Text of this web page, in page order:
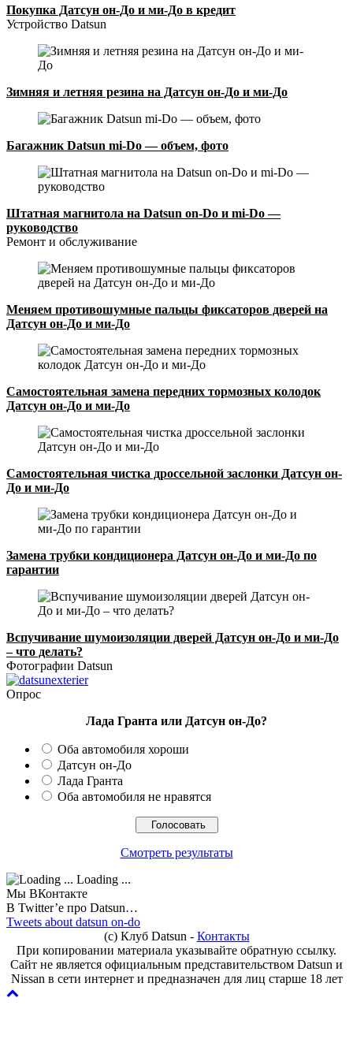
Покупка Датсун он-До и ми-До в кредит
Устройство Datsun
Зимняя и летняя резина на Датсун он-До и ми-До
Багажник Datsun mi-Do — объем, фото
Штатная магнитола на Datsun on-Do и mi-Do —
руководство
Ремонт и обслуживание
Меняем противошумные пальцы фиксаторов дверей на
Датсун он-До и ми-До
Самостоятельная замена передних тормозных колодок
Датсун он-До и ми-До
Самостоятельная чистка дроссельной заслонки Датсун он-
До и ми-До
Замена трубки кондиционера Датсун он-До и ми-До по
гарантии
Вспучивание шумоизоляции дверей Датсун он-До и ми-До
– что делать?
Фотографии Datsun
Опрос
Лада Гранта или Датсун он-До?
Оба автомобиля хороши
Датсун он-До
Лада Гранта
Оба автомобиля не нравятся
Смотреть результаты
Loading ...
Мы ВКонтакте
В Twitter’e про Datsun…
Tweets about datsun on-do
(с) Клуб Datsun - Контакты
При копировании материала указывайте обратную ссылку.
Сайт не является официальным представительством Datsun и
Nissan в сети интернет и предназначен для лиц старше 18 лет